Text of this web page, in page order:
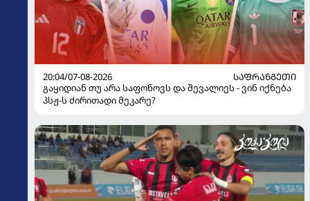
20:04/07-08-2026
ᲡᲐᲤᲠᲐᲜᲒᲔᲗᲘ
გაყიდიან თუ არა საფონოვს და შევალიეს - ვინ იქნება
პსჟ-ს ძირითადი მეკარე?